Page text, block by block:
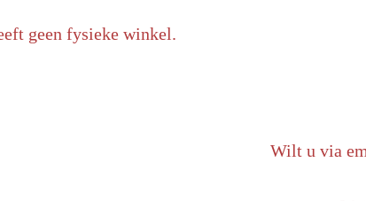
geen fysieke winkel.
Wilt u via